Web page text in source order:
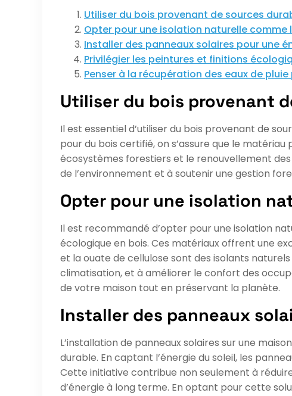
Utiliser du bois provenant de sources
Opter pour une isolation naturelle
Installer des panneaux solaires pour une
Privilégier les peintures et finitions
Penser à la récupération des eaux de
Utiliser du bois provenant
Il est essentiel d’utiliser du bois provenant de
pour du bois certifié, on s’assure que le
écosystèmes forestiers et le renouvellement
de l’environnement et à soutenir une gestion
Opter pour une isolation
Il est recommandé d’opter pour une isolation
écologique en bois. Ces matériaux offrent une
et la ouate de cellulose sont des isolants
climatisation, et à améliorer le confort des
de votre maison tout en préservant la planète.
Installer des panneaux
L’installation de panneaux solaires sur une
durable. En captant l’énergie du soleil, les
Cette initiative contribue non seulement à
d’énergie à long terme. En optant pour cette